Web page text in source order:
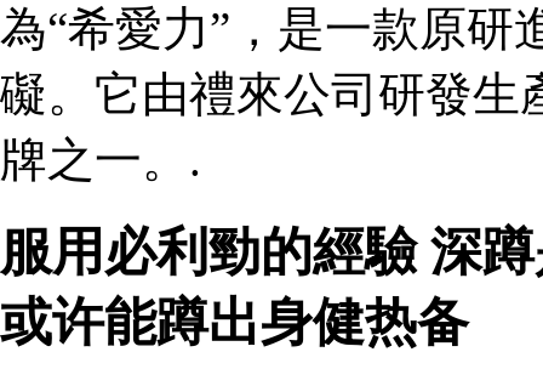
為“希愛力”，是一款原研
礙。它由禮來公司研發生
牌之一。.
服用必利勁的經驗 深
或许能蹲出身健热备